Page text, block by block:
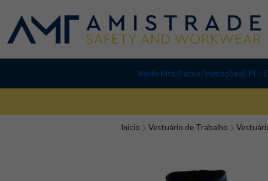
VerãoKits/PacksPromoçõesEPI
Início Vestuário de Trabalho